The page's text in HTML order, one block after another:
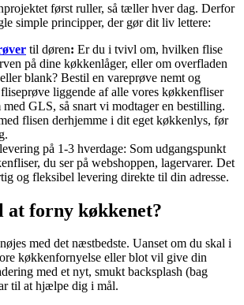
først ruller, så tæller hver dag. Derfor
simple principper, der gør dit liv lettere:
til døren: Er du i tvivl om, hvilken flise
på dine køkkenlåger, eller om overfladen
blank? Bestil en vareprøve nemt og
liggende af alle vores køkkenfliser
med GLS, så snart vi modtager en bestilling.
flisen derhjemme i dit eget køkkenlys, før
på 1-3 hverdage: Som udgangspunkt
du ser på webshoppen, lagervarer. Det
og fleksibel levering direkte til din adresse.
forny køkkenet?
med det næstbedste. Uanset om du skal i
køkkenfornyelse eller blot vil give din
med et nyt, smukt backsplash (bag
til at hjælpe dig i mål.